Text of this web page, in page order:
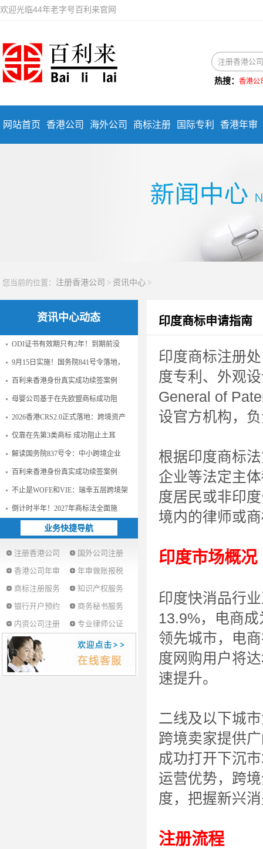
欢迎光临44年老字号百利来官网
热搜： 香港公
网站首页 香港公司 海外公司 商标注册 国际专利 香港年审
您当前的位置： 注册香港公司 > 资讯中心 >
资讯中心动态
ODI证书有效期只有2年！到期前没
9月15日实施！国务院841号令落地，
百利来香港身份真实成功续签案例
母婴公司基于在先欧盟商标成功阻
2026香港CRS2.0正式落地：跨境资产
仅靠在先第3类商标 成功阻止土耳
解读国务院837号令：中小跨境企业
百利来香港身份真实成功续签案例
不止是WOFE和VIE：瑞幸五层跨境架
倒计时半年！2027年商标法全面施
业务快捷导航
注册香港公司
国外公司注册
香港公司年审
年审做账报税
商标注册服务
知识产权服务
银行开户预约
商务秘书服务
内资公司注册
专业律师公证
印度商标申请指南
印度商标注册
度专利、外观
General of
设官方机构，
根据印度商标
企业等法定主
度居民或非印
境内的律师或
印度市场概况
印度快消品行
13.9%，电商
领先城市，电
度网购用户将
速提升。
二线及以下城
跨境卖家提供
成功打开下沉
运营优势，跨
度，把握新兴
注册流程